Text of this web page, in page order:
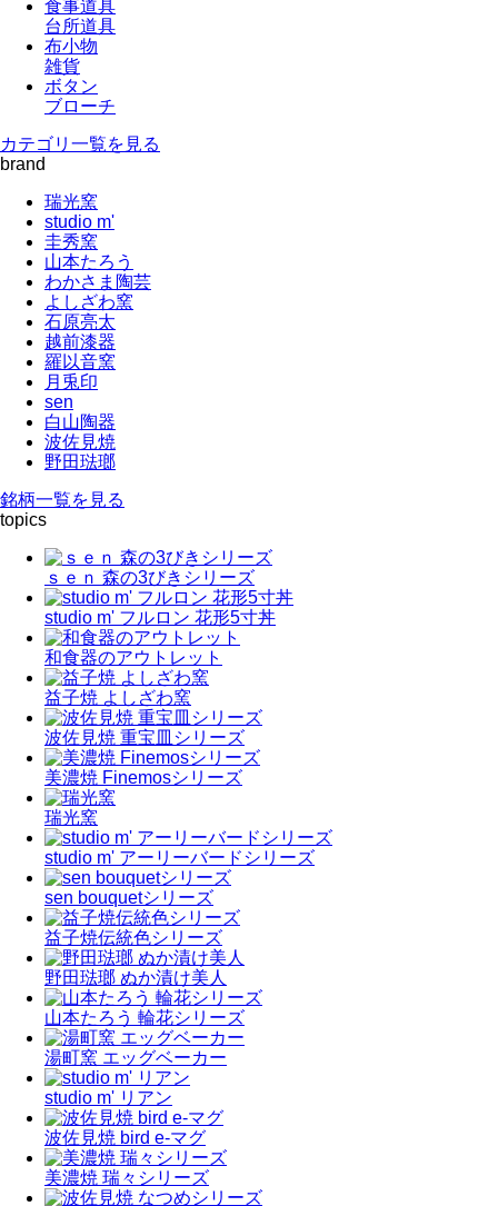
食事道具
台所道具
布小物
雑貨
ボタン
ブローチ
カテゴリ一覧を見る
brand
瑞光窯
studio m'
圭秀窯
山本たろう
わかさま陶芸
よしざわ窯
石原亮太
越前漆器
羅以音窯
月兎印
sen
白山陶器
波佐見焼
野田琺瑯
銘柄一覧を見る
topics
ｓｅｎ 森の3びきシリーズ
studio m' フルロン 花形5寸丼
和食器のアウトレット
益子焼 よしざわ窯
波佐見焼 重宝皿シリーズ
美濃焼 Finemosシリーズ
瑞光窯
studio m' アーリーバードシリーズ
sen bouquetシリーズ
益子焼伝統色シリーズ
野田琺瑯 ぬか漬け美人
山本たろう 輪花シリーズ
湯町窯 エッグベーカー
studio m' リアン
波佐見焼 bird e-マグ
美濃焼 瑞々シリーズ